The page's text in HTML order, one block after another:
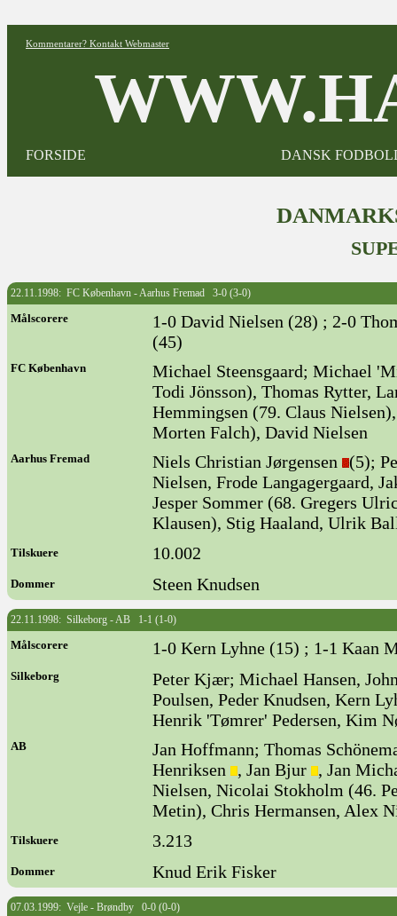
Kommentarer? Kontakt Webmaster
FORSIDE DANSK
22.11.1998: FC København - Aarhus Fremad 3-0 (3-0)
Målscorere
1-0 David Nielsen (28) ; 2-0
(45)
FC København
Michael Steensgaard; Michael
Todi Jönsson), Thomas Rytter,
Hemmingsen (79. Claus
Morten Falch), David Nielsen
Aarhus Fremad Niels Christian Jørgensen
(5);
Nielsen, Frode Langagergaard,
Jesper Sommer (68. Gregers
Klausen), Stig Haaland, Ulrik
Tilskuere 10.002
Dommer Steen Knudsen
22.11.1998: Silkeborg - AB 1-1 (1-0)
Målscorere 1-0 Kern Lyhne (15) ; 1-1 Kaan
Silkeborg
Peter Kjær; Michael Hansen,
Poulsen, Peder Knudsen, Kern
Henrik 'Tømrer' Pedersen, Kim
AB
Jan Hoffmann; Thomas
Henriksen
, Jan Bjur
, Jan
Nielsen, Nicolai Stokholm (46.
Metin), Chris Hermansen, Alex
Tilskuere 3.213
Dommer Knud Erik Fisker
07.03.1999: Vejle - Brøndby 0-0 (0-0)